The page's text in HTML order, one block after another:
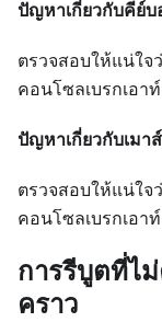
ปัญหาเกี่ยวกับคีย์บ
ตรวจสอบให้แน่ใจ
คอนโซลเบรกเอา
ปัญหาเกี่ยวกับเมา
ตรวจสอบให้แน่ใจ
คอนโซลเบรกเอา
การรีบูตที่ไ
คราว